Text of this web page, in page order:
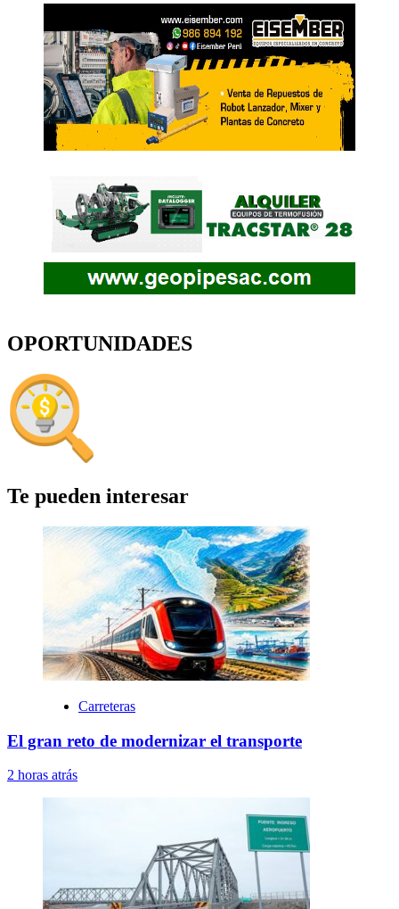
OPORTUNIDADES
Te pueden interesar
Carreteras
El gran reto de modernizar el transporte
2 horas atrás